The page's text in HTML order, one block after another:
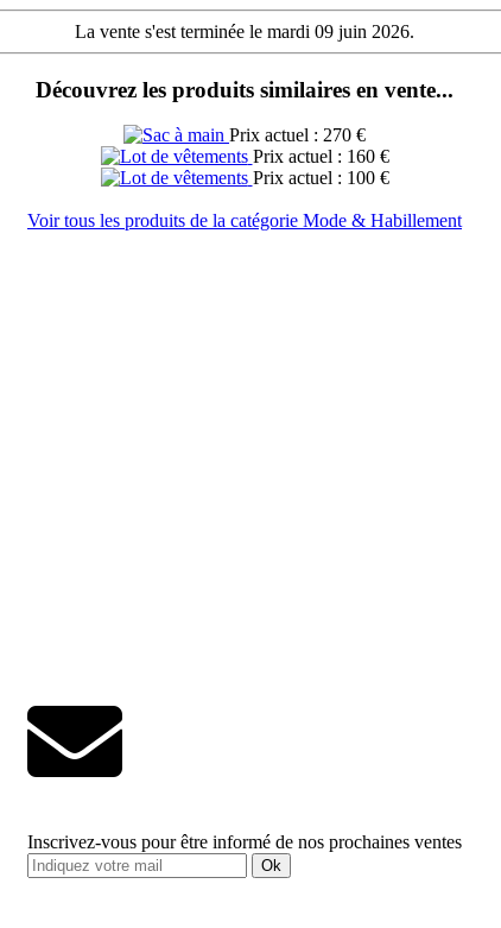
La vente s'est terminée le mardi 09 juin 2026.
Découvrez les produits similaires en vente...
Prix actuel : 270 €
Prix actuel : 160 €
Prix actuel : 100 €
Voir tous les produits de la catégorie Mode & Habillement
Inscrivez-vous pour être informé de nos prochaines ventes
Ok